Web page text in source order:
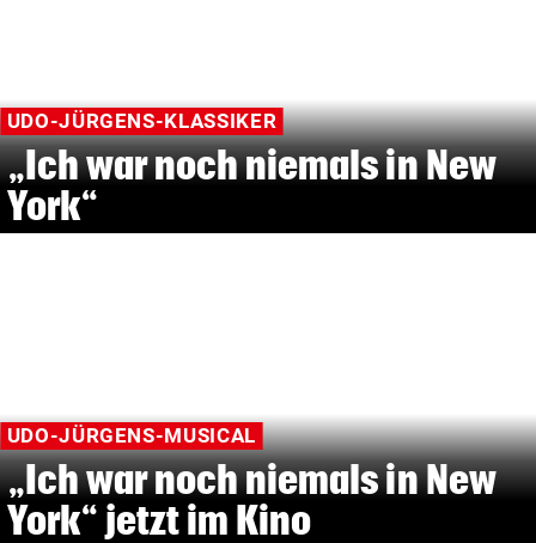
UDO-JÜRGENS-KLASSIKER
„Ich war noch niemals in New
York“
UDO-JÜRGENS-MUSICAL
„Ich war noch niemals in New
York“ jetzt im Kino